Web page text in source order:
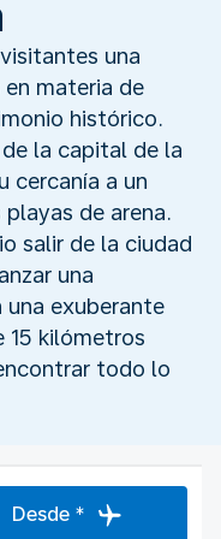
una
materia de
histórico.
la capital de la
cercanía a un
de arena.
salir de la ciudad
una
exuberante
15 kilómetros
todo lo
Desde *